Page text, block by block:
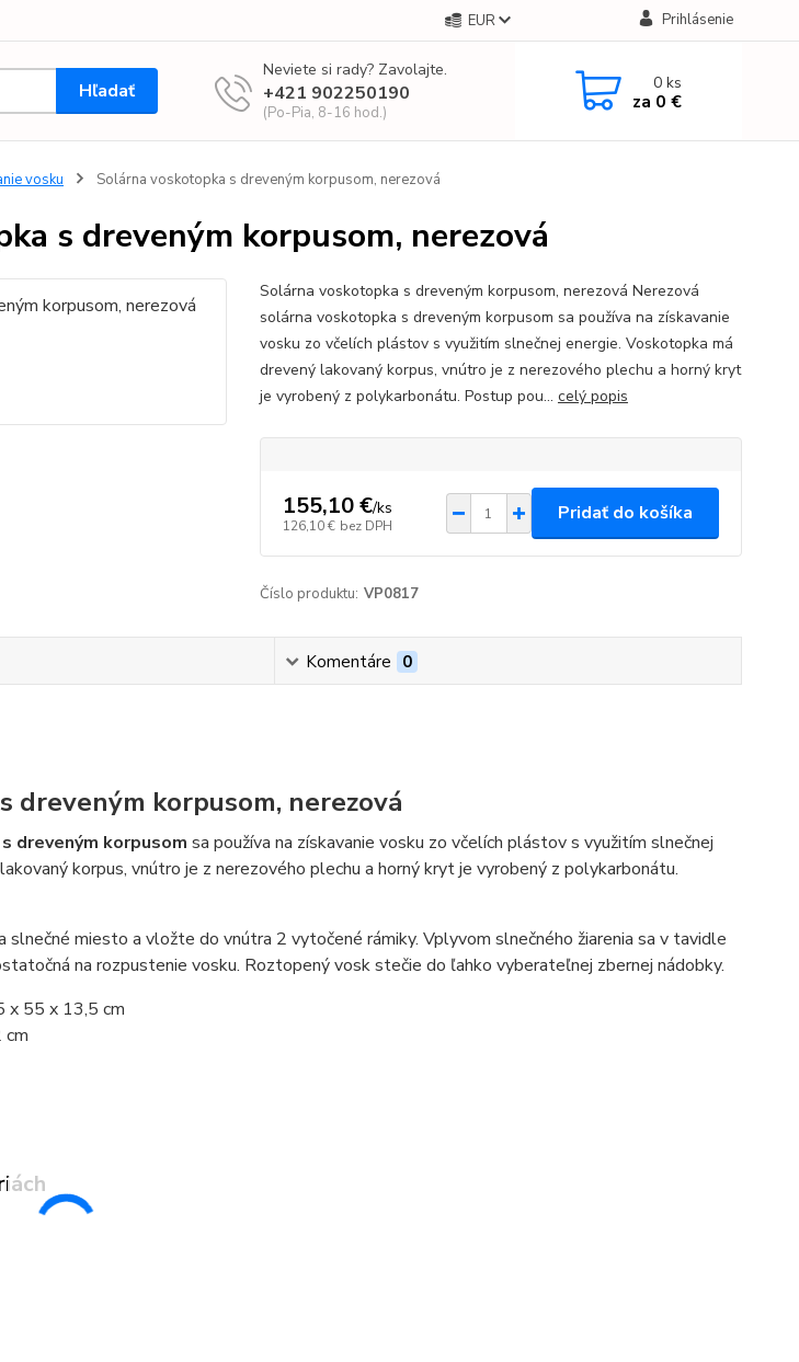
EUR Prihlásenie
Hľadať
Neviete si rady? Zavolajte.
+421 902250190
(Po-Pia, 8-16 hod.)
0ks
za 0 €
vosku Solárna voskotopka s dreveným korpusom, nerezová
s dreveným korpusom, nerezová
Solárna voskotopka s dreveným korpusom, nerezová Nerezová
solárna voskotopka s dreveným korpusom sa používa na získavanie
vosku zo včelích plástov s využitím slnečnej energie. Voskotopka má
drevený lakovaný korpus, vnútro je z nerezového plechu a horný kryt
je vyrobený z polykarbonátu. Postup pou... celý popis
155,10 €/ks
126,10 € bez DPH
Pridať do košíka
Číslo produktu: VP0817
Komentáre 0
dreveným korpusom, nerezová
dreveným korpusom sa používa na získavanie vosku zo včelích plástov s využitím slnečnej
korpus, vnútro je z nerezového plechu a horný kryt je vyrobený z polykarbonátu.
miesto a vložte do vnútra 2 vytočené rámiky. Vplyvom slnečného žiarenia sa v tavidle
na rozpustenie vosku. Roztopený vosk stečie do ľahko vyberateľnej zbernej nádobky.
x 55 x 13,5 cm
cm